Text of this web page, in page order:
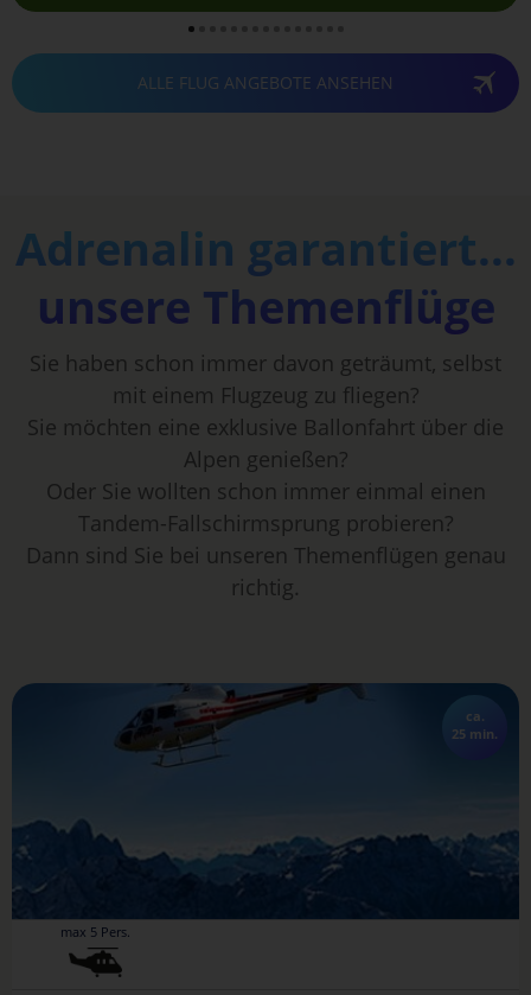
ALLE FLUG ANGEBOTE ANSEHEN
Adrenalin garantiert...
unsere Themenflüge
Sie haben schon immer davon geträumt, selbst
mit einem Flugzeug zu fliegen?
Sie möchten eine exklusive Ballonfahrt über die
Alpen genießen?
Oder Sie wollten schon immer einmal einen
Tandem-Fallschirmsprung probieren?
Dann sind Sie bei unseren Themenflügen genau
richtig.
max 5 Pers.
ca.
25 min.